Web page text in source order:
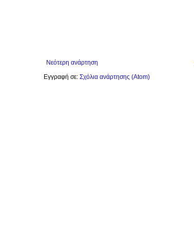
Νεότερη ανάρτηση
Εγγραφή σε: Σχόλια ανάρτησης (Atom)